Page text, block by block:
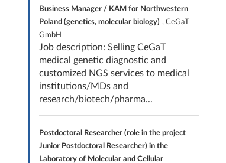
Business Manager / KAM for Northwestern
Poland (genetics, molecular biology) , CeGaT
GmbH
Job description: Selling CeGaT
medical genetic diagnostic and
customized NGS services to medical
institutions/MDs and
research/biotech/pharma...
Postdoctoral Researcher (role in the project
Junior Postdoctoral Researcher) in the
Laboratory of Molecular and Cellular